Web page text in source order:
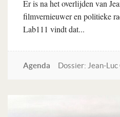
Er is na het overlijden van
filmvernieuwer en politieke
Lab111 vindt dat...
Agenda Dossier: Jean-Luc